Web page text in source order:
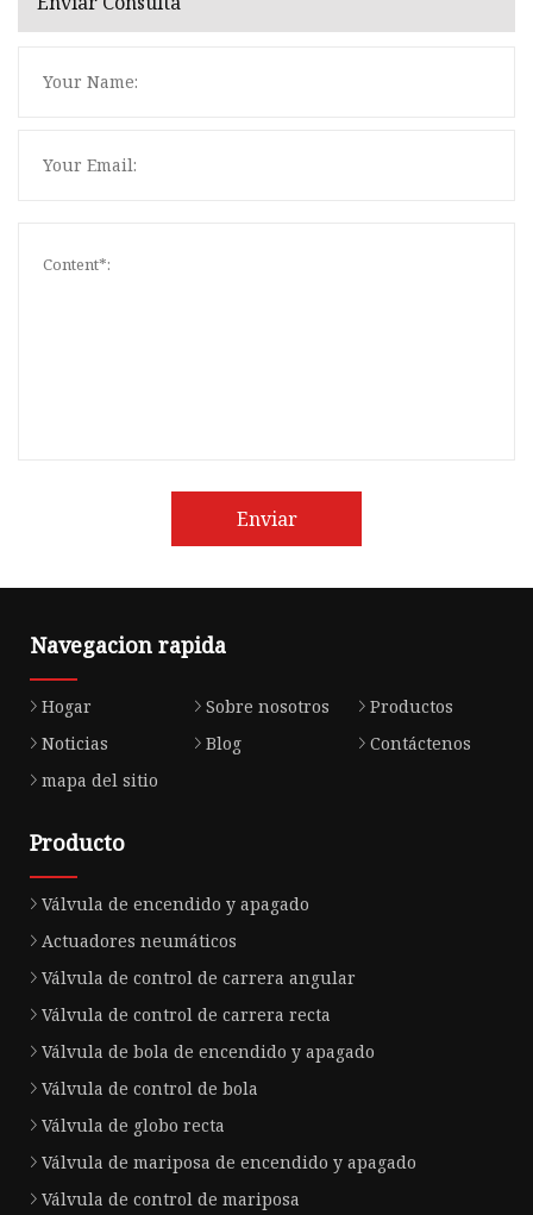
Enviar
Navegacion rapida
Hogar Sobre nosotros
Productos
Noticias
Blog
Contáctenos
mapa del sitio
Producto
Válvula de encendido y apagado
Actuadores neumáticos
Válvula de control de carrera angular
Válvula de control de carrera recta
Válvula de bola de encendido y apagado
Válvula de control de bola
Válvula de globo recta
Válvula de mariposa de encendido y apagado
Válvula de control de mariposa